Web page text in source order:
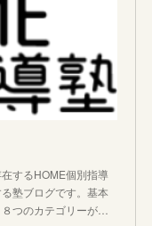
するHOME個別指導
塾ブログです。基本
つのカテゴリーが…